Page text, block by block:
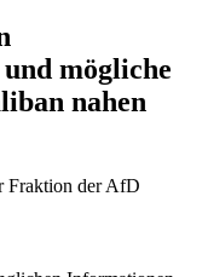
mögliche
nahen
Fraktion der AfD